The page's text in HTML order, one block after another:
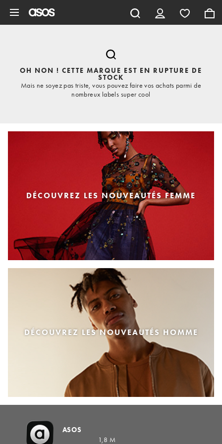
OH NON ! CETTE MARQUE EST EN RUPTURE DE
STOCK
Mais ne soyez pas triste, vous pouvez faire vos achats parmi de
nombreux labels super cool
DÉCOUVREZ LES NOUVEAUTÉS FEMME
DÉCOUVREZ LES NOUVEAUTÉS HOMME
ASOS
1,8 M